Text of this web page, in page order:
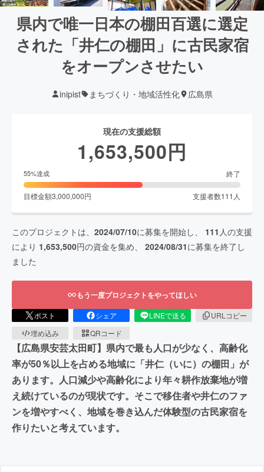
県内で唯一日本の棚田百選に選定
された「井仁の棚田」に古民家宿
をオープンさせたい
inipist まちづくり・地域活性化 広島県
現在の支援総額
1,653,500円
55%達成 終了
目標金額3,000,000円 支援者数111 人
このプロジェクトは、 2024/07/10に募集を開始し、 111 人の支援
により 1,653,500円の資金を集め、 2024/08/31に募集を終了し
ました
もう一度プロジェクトをやってほしい
ポスト シェア LINEで送る
URLコピー
埋め込み
QRコード
【広島県安芸太田町】県内で最も人口が少なく、高齢化
率が50％以上を占める地域に「井仁（いに）の棚田」が
あります。人口減少や高齢化により年々耕作放棄地が増
え続けているのが現状です。そこで移住者や井仁のファ
ンを増やすべく、地域を巻き込んだ体験型の古民家宿を
作りたいと考えています。